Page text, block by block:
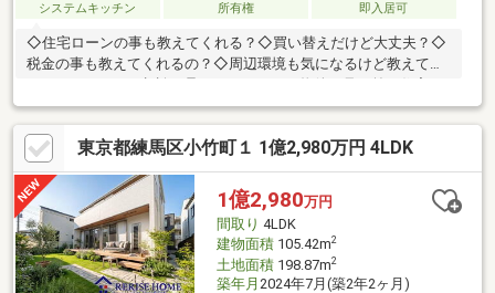
システムキッチン
所有権 即入居可
◇住宅ローンの事も教えてくれる？◇買い替えだけど大丈夫？◇
税金の事も教えてくれるの？◇周辺環境も気になるけど教えてく
ーンのご相談のみご希望の場合もお気軽にお問合せください♪弊社
の信念は、【あなたの未来に＋1】です☆あなたの立場で一緒に
考えます！東京都練馬区小竹町１ 1億2,980万円 4LDK
1億2,980万円
間取り 4LDK
建物面積105.42m2
土地面積198.87m2
築年月 2024年7月(築2年2ヶ月)